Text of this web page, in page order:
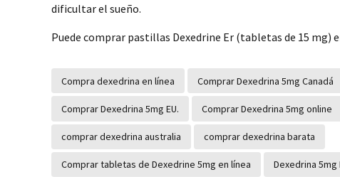
dificultar el sueño.
Puede comprar pastillas Dexedrine Er (tabletas de 15 mg)
Compra dexedrina en línea Comprar Dexedrina 5mg Canadá
Comprar Dexedrina 5mg EU. Comprar Dexedrina 5mg online
comprar dexedrina australia comprar dexedrina barata
Comprar tabletas de Dexedrine 5mg en línea Dexedrina 5mg